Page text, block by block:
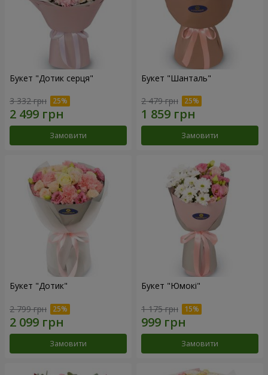
Букет "Дотик серця"
3 332 грн
Замовити
Букет "Шанталь"
2 479 грн
Замовити
Букет "Дотик"
2 799 грн
Замовити
Букет "Юмокі"
1 175 грн
Замовити